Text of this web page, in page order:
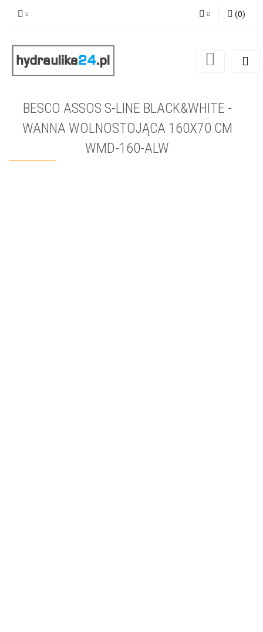
Zarejestruj się
(0)
BESCO ASSOS S-LINE BLACK&WHITE -
WANNA WOLNOSTOJĄCA 160X70 CM
WMD-160-ALW